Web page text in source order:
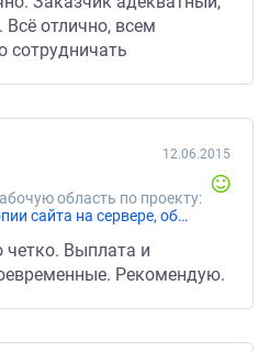
отлично, всем
сотрудничать
область по проекту:
«Создание резервной копии сайта на сервере, обновление CMS MODX до последней версии, плюс еще несколько доработок.»
12.06.2015
Выплата и
Рекомендую.